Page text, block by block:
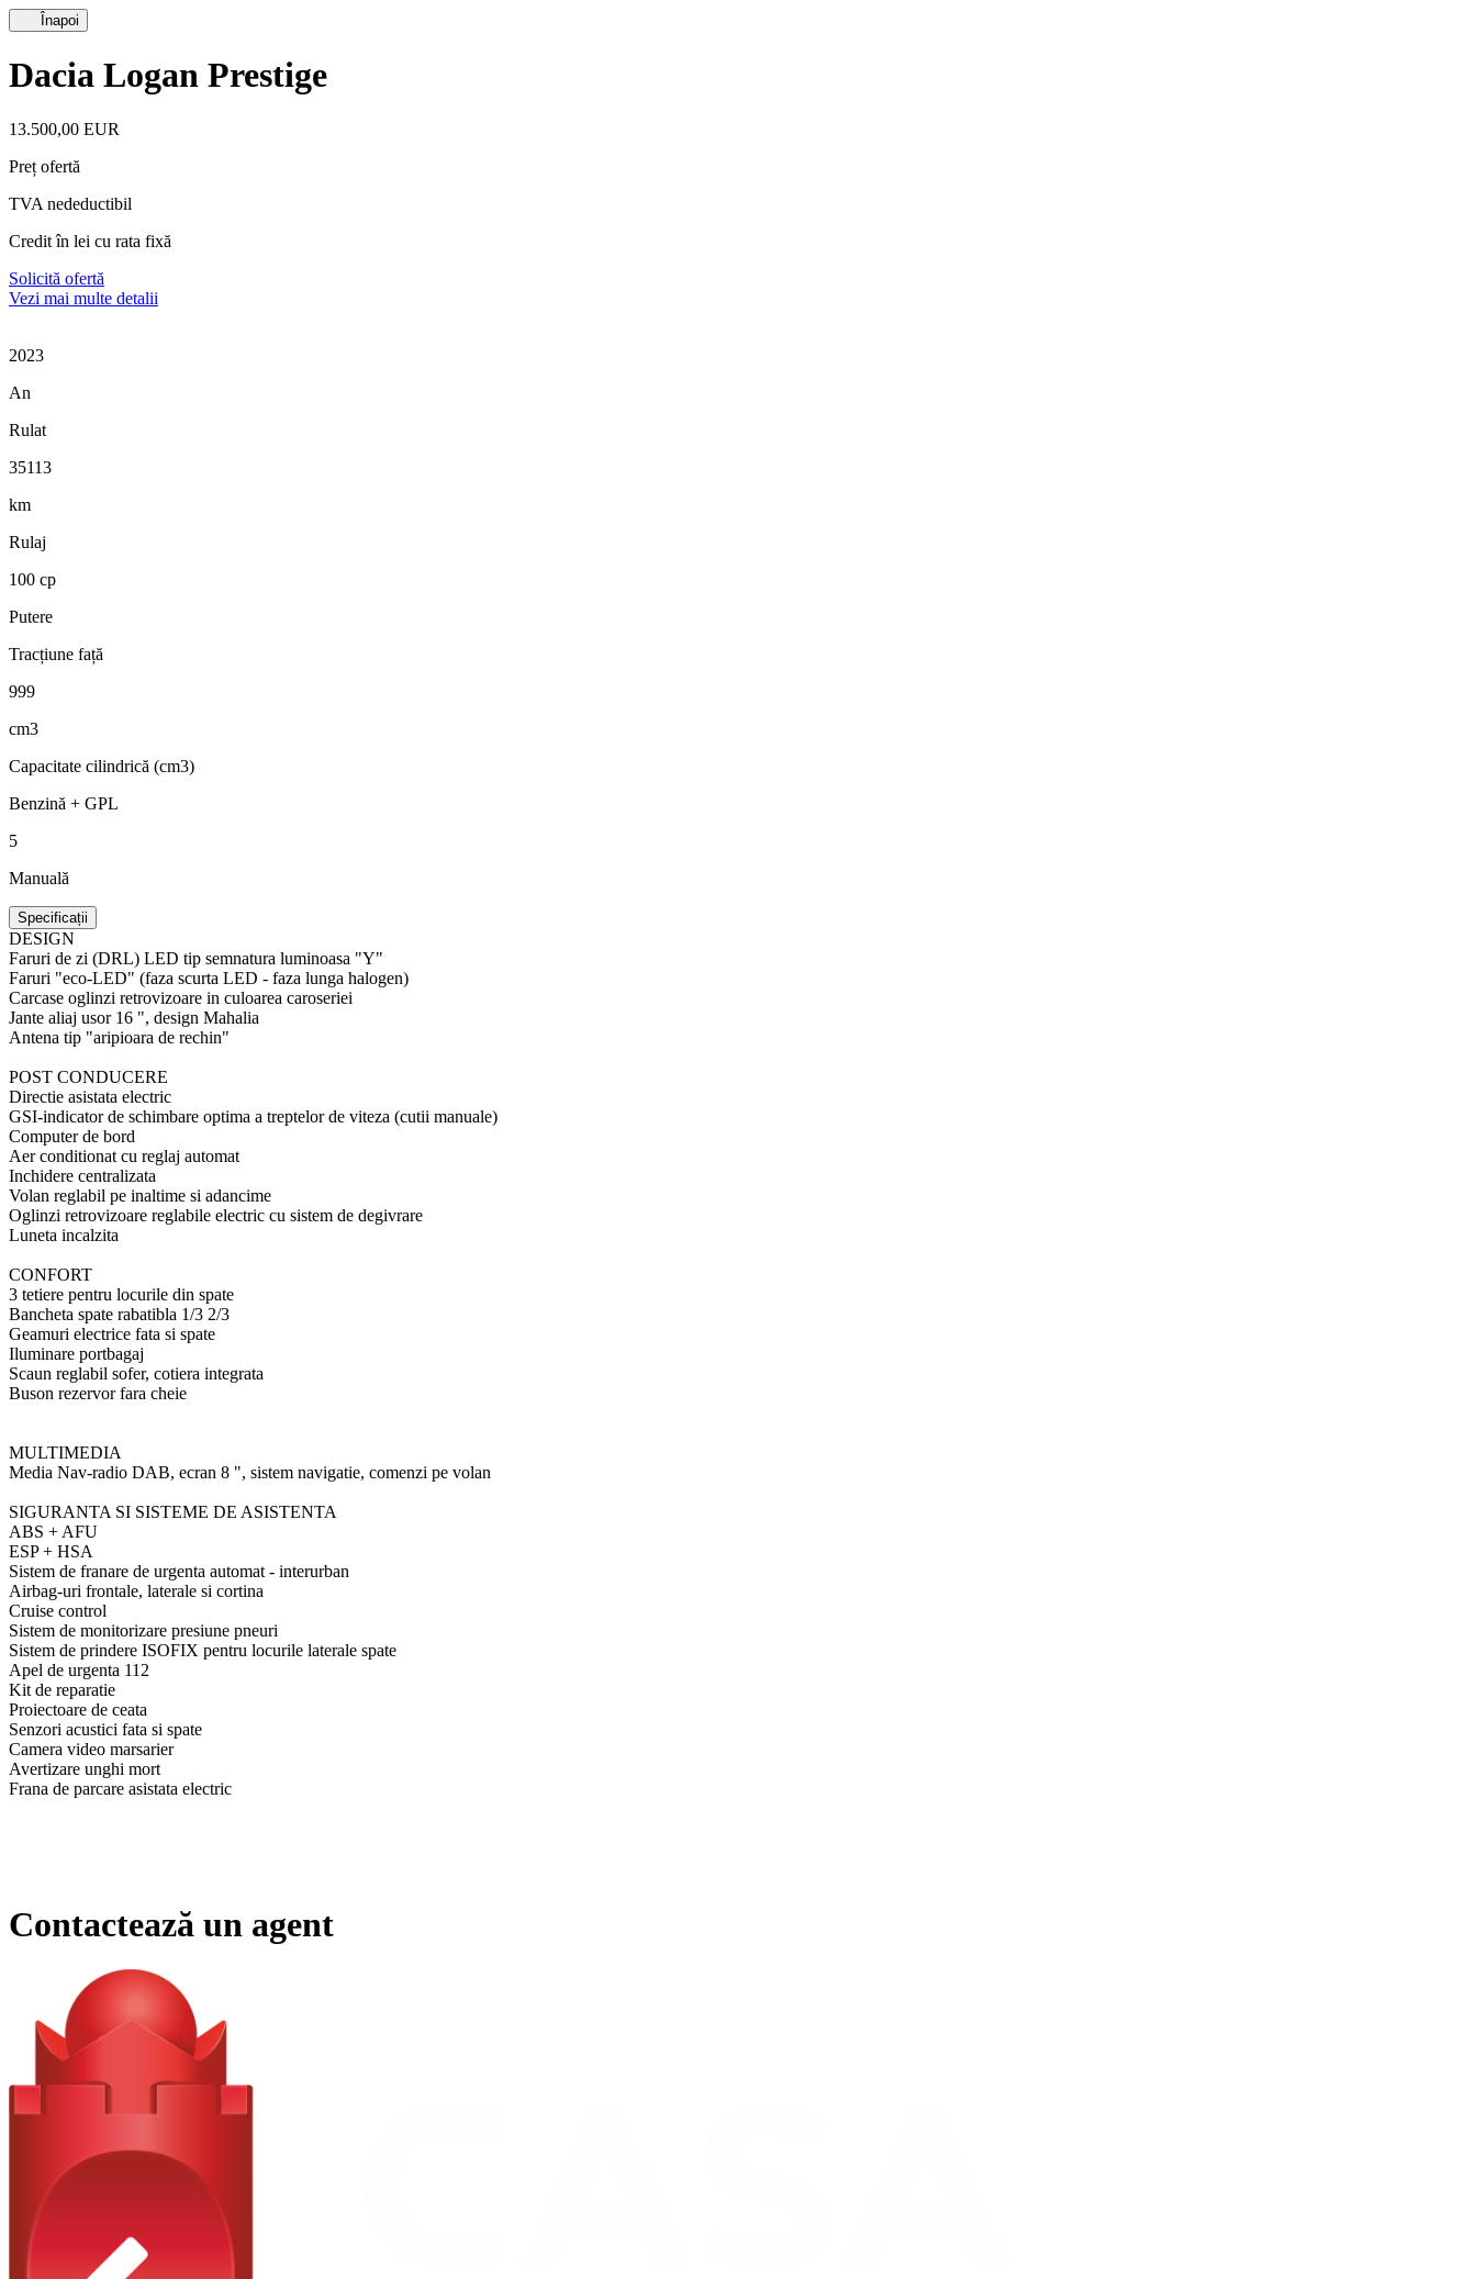
Înapoi
Dacia Logan Prestige
13.500,00 EUR
Preț ofertă
TVA nedeductibil
Credit în lei cu rata fixă
Solicită ofertă
Vezi mai multe detalii
2023
An
Rulat
35113
km
Rulaj
100 cp
Putere
Tracțiune față
999
cm3
Capacitate cilindrică (cm3)
Benzină + GPL
5
Manuală
Specificații
DESIGN
Faruri de zi (DRL) LED tip semnatura luminoasa "Y"
Faruri "eco-LED" (faza scurta LED - faza lunga halogen)
Carcase oglinzi retrovizoare in culoarea caroseriei
Jante aliaj usor 16 ", design Mahalia
Antena tip "aripioara de rechin"
POST CONDUCERE
Directie asistata electric
GSI-indicator de schimbare optima a treptelor de viteza (cutii manuale)
Computer de bord
Aer conditionat cu reglaj automat
Inchidere centralizata
Volan reglabil pe inaltime si adancime
Oglinzi retrovizoare reglabile electric cu sistem de degivrare
Luneta incalzita
CONFORT
3 tetiere pentru locurile din spate
Bancheta spate rabatibla 1/3 2/3
Geamuri electrice fata si spate
Iluminare portbagaj
Scaun reglabil sofer, cotiera integrata
Buson rezervor fara cheie
MULTIMEDIA
Media Nav-radio DAB, ecran 8 ", sistem navigatie, comenzi pe volan
SIGURANTA SI SISTEME DE ASISTENTA
ABS + AFU
ESP + HSA
Sistem de franare de urgenta automat - interurban
Airbag-uri frontale, laterale si cortina
Cruise control
Sistem de monitorizare presiune pneuri
Sistem de prindere ISOFIX pentru locurile laterale spate
Apel de urgenta 112
Kit de reparatie
Proiectoare de ceata
Senzori acustici fata si spate
Camera video marsarier
Avertizare unghi mort
Frana de parcare asistata electric
Contactează un agent